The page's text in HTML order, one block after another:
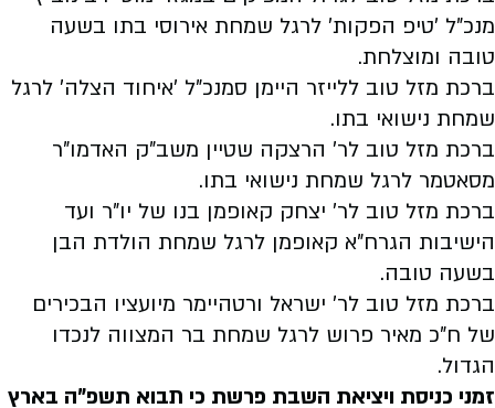
מנכ"ל 'טיפ הפקות' לרגל שמחת אירוסי בתו בשעה
טובה ומוצלחת.
ברכת מזל טוב ללייזר היימן סמנכ"ל 'איחוד הצלה' לרגל
שמחת נישואי בתו.
ברכת מזל טוב לר' הרצקה שטיין משב"ק האדמו"ר
מסאטמר לרגל שמחת נישואי בתו.
ברכת מזל טוב לר' יצחק קאופמן בנו של יו"ר ועד
הישיבות הגרח"א קאופמן לרגל שמחת הולדת הבן
בשעה טובה.
ברכת מזל טוב לר' ישראל ורטהיימר מיועציו הבכירים
של ח"כ מאיר פרוש לרגל שמחת בר המצווה לנכדו
הגדול.
זמני כניסת ויציאת השבת פרשת כי תבוא תשפ"ה בארץ